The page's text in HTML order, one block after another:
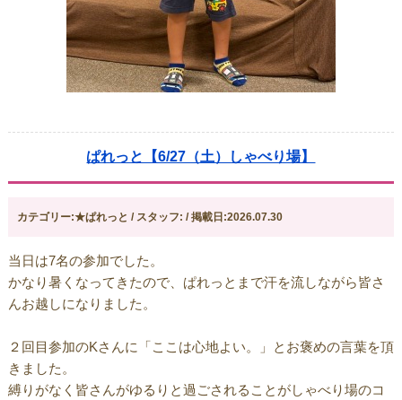
ぱれっと【6/27（土）しゃべり場】
カテゴリー:★ぱれっと / スタッフ: / 掲載日:2026.07.30
当日は7名の参加でした。
かなり暑くなってきたので、ぱれっとまで汗を流しながら皆さ
んお越しになりました。
２回目参加のKさんに「ここは心地よい。」とお褒めの言葉を頂
きました。
縛りがなく皆さんがゆるりと過ごされることがしゃべり場のコ